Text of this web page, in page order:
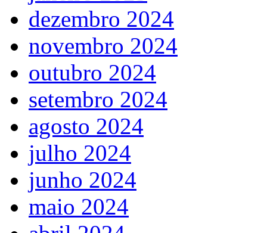
dezembro 2024
novembro 2024
outubro 2024
setembro 2024
agosto 2024
julho 2024
junho 2024
maio 2024